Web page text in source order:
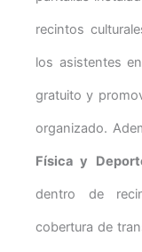
recintos
los asistentes
gratuito y
organizado.
Física y
dentro de
cobertura de